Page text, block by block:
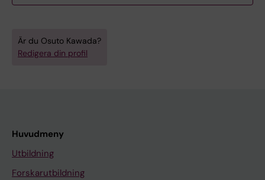
Är du Osuto Kawada?
Redigera din profil
Huvudmeny
Utbildning
Forskarutbildning